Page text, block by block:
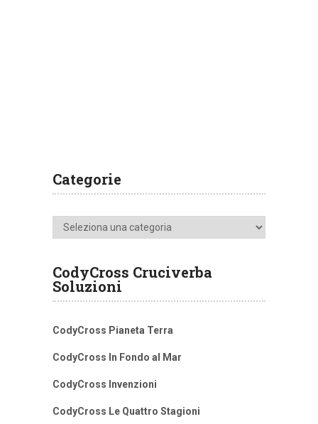
Categorie
Categorie
CodyCross Cruciverba
Soluzioni
CodyCross Pianeta Terra
CodyCross In Fondo al Mar
CodyCross Invenzioni
CodyCross Le Quattro Stagioni